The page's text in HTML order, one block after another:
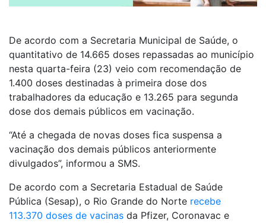
De acordo com a Secretaria Municipal de Saúde, o
quantitativo de 14.665 doses repassadas ao município
nesta quarta-feira (23) veio com recomendação de
1.400 doses destinadas à primeira dose dos
trabalhadores da educação e 13.265 para segunda
dose dos demais públicos em vacinação.
“Até a chegada de novas doses fica suspensa a
vacinação dos demais públicos anteriormente
divulgados”, informou a SMS.
De acordo com a Secretaria Estadual de Saúde
Pública (Sesap), o Rio Grande do Norte recebe
113.370 doses de vacinas da Pfizer, Coronavac e